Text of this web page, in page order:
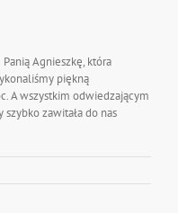
Agnieszkę, która
piękną
A wszystkim odwiedzającym
zawitała do nas